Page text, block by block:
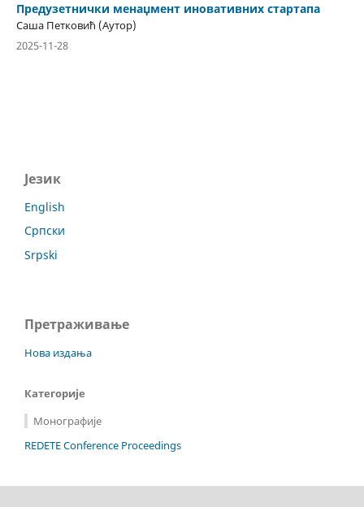
Предузетнички менаџмент иновативних стартапа
Саша Петковић (Аутор)
2025-11-28
Језик
English
Српски
Srpski
Претраживање
Нова издања
Категорије
Монографије
REDETE Conference Proceedings